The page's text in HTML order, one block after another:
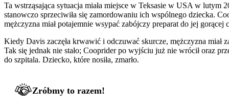
Ta wstrząsająca sytuacja miała miejsce w Teksasie w USA w
stanowczo sprzeciwiła się zamordowaniu ich wspólnego dziecka.
mężczyzna miał potajemnie wsypać zabójczy preparat do jej
Kiedy Davis zaczęła krwawić i odczuwać skurcze, mężczyzna miał
Tak się jednak nie stało; Cooprider po wyjściu już nie wrócił oraz
do szpitala. Dziecko, które nosiła, zmarło.
Zróbmy to razem!